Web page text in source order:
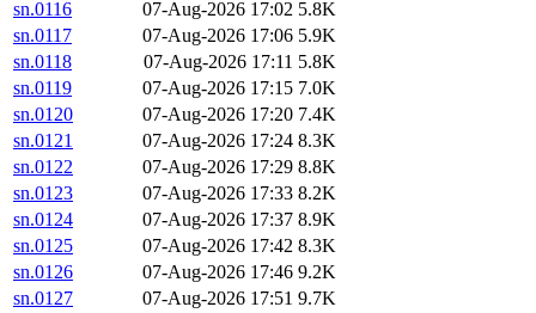
sn.0116 07-Aug-2026 17:02 5.8K
sn.0117
07-Aug-2026 17:06 5.9K
sn.0118
07-Aug-2026 17:11 5.8K
sn.0119
07-Aug-2026 17:15 7.0K
sn.0120
07-Aug-2026 17:20 7.4K
sn.0121
07-Aug-2026 17:24 8.3K
sn.0122
07-Aug-2026 17:29 8.8K
sn.0123
07-Aug-2026 17:33 8.2K
sn.0124
07-Aug-2026 17:37 8.9K
sn.0125
07-Aug-2026 17:42 8.3K
sn.0126
07-Aug-2026 17:46 9.2K
sn.0127
07-Aug-2026 17:51 9.7K